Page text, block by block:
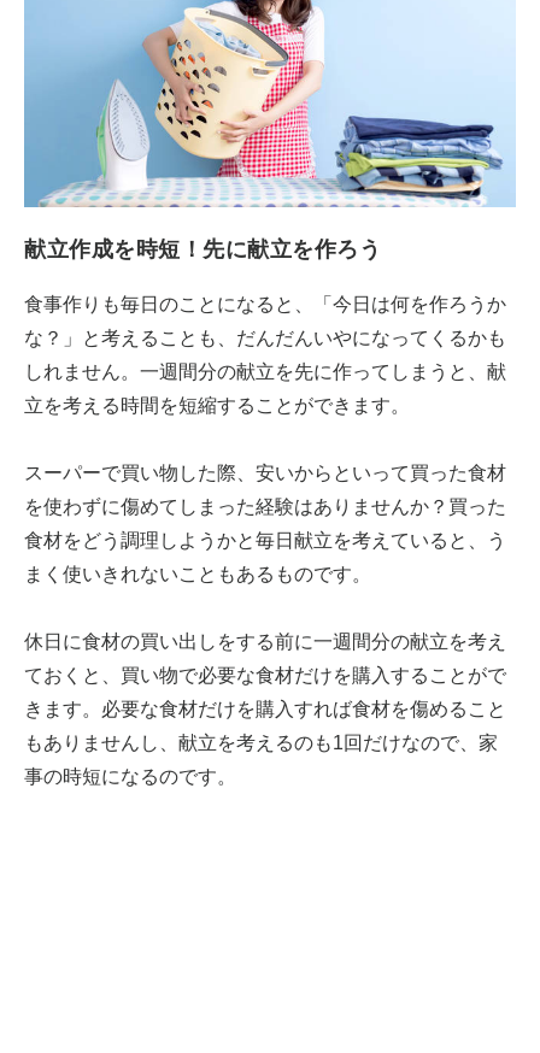
献立作成を時短！先に献立を作ろう
食事作りも毎日のことになると、「今日は何を作ろうか
な？」と考えることも、だんだんいやになってくるかも
しれません。一週間分の献立を先に作ってしまうと、献
立を考える時間を短縮することができます。
スーパーで買い物した際、安いからといって買った食材
を使わずに傷めてしまった経験はありませんか？買った
食材をどう調理しようかと毎日献立を考えていると、う
まく使いきれないこともあるものです。
休日に食材の買い出しをする前に一週間分の献立を考え
ておくと、買い物で必要な食材だけを購入することがで
きます。必要な食材だけを購入すれば食材を傷めること
もありませんし、献立を考えるのも1回だけなので、家
事の時短になるのです。